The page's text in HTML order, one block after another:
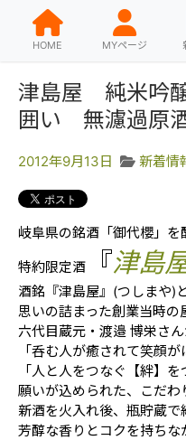
HOME MYページ
津島屋 純米吟
囲い 無濾過原
2012年9月13日 新着情
岐阜県の銘酒「御代櫻」
特約限定酒
『津島
酒銘『津島屋』(つしまや)
思いの詰まった創業当時の
六代目蔵元・渡邉 博栄さ
「呑む人が癒されて笑顔が
「人と人をつなぐ【絆】
願いが込められた、こだわ
新酒を火入れ後、瓶貯蔵で
芳醇な香りとコクを持ちな